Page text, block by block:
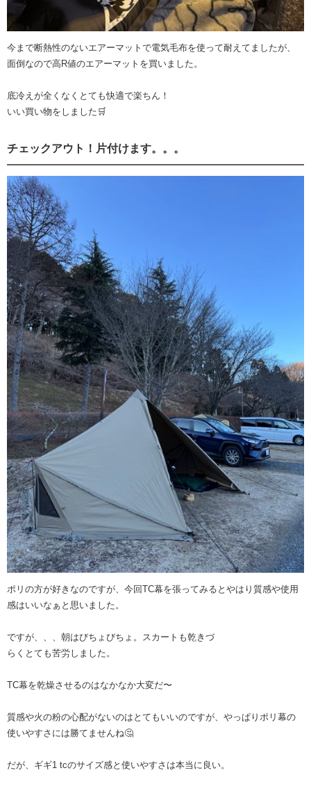
今まで断熱性のないエアーマットで電気毛布を使って耐えてましたが、
面倒なので高R値のエアーマットを買いました。
底冷えが全くなくとても快適で楽ちん！
いい買い物をしました🛒
チェックアウト！片付けます。。。
ポリの方が好きなのですが、今回TC幕を張ってみるとやはり質感や使用
感はいいなぁと思いました。
ですが、、、朝はびちょびちょ。スカートも乾きづ
らくとても苦労しました。
TC幕を乾燥させるのはなかなか大変だ〜
質感や火の粉の心配がないのはとてもいいのですが、やっぱりポリ幕の
使いやすさには勝てませんね🤔
だが、ギギ1 tcのサイズ感と使いやすさは本当に良い。